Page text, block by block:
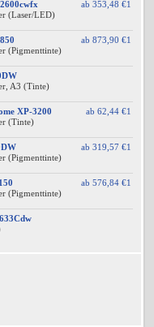
ab 353,48 €1
(Laser/LED)
ab 873,90 €1
(Pigmenttinte)
A3 (Tinte)
ab 62,44 €1
XP-3200
(Tinte)
ab 319,57 €1
(Pigmenttinte)
ab 576,84 €1
(Pigmenttinte)